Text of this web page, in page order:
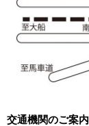
交通機関のご案内